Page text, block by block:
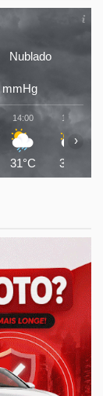
Nublado
mmHg
14:00
31°C
15:00
31°C
›